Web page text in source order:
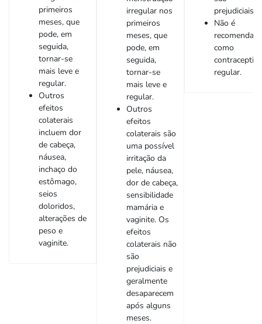
primeiros
meses, que
pode, em
seguida,
tornar-se
mais leve e
regular.
Outros
efeitos
colaterais
incluem dor
de cabeça,
náusea,
inchaço do
estômago,
seios
doloridos,
alterações de
peso e
vaginite.
irregular nos
primeiros
meses, que
pode, em
seguida,
tornar-se
mais leve e
regular.
Outros
efeitos
colaterais são
uma possível
irritação da
pele, náusea,
dor de cabeça,
sensibilidade
mamária e
vaginite. Os
efeitos
colaterais não
são
prejudiciais e
geralmente
desaparecem
após alguns
meses.
prejudiciais.
Não é
como
contraceptivo
regular.